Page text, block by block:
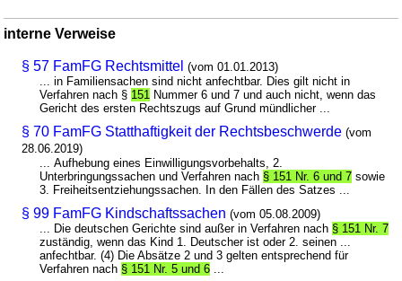
interne Verweise
§ 57 FamFG Rechtsmittel (vom 01.01.2013)
... in Familiensachen sind nicht anfechtbar. Dies gilt nicht in
Verfahren nach § 151 Nummer 6 und 7 und auch nicht, wenn das
Gericht des ersten Rechtszugs auf Grund mündlicher ...
§ 70 FamFG Statthaftigkeit der Rechtsbeschwerde (vom
28.06.2019)
... Aufhebung eines Einwilligungsvorbehalts, 2.
Unterbringungssachen und Verfahren nach § 151 Nr. 6 und 7 sowie
3. Freiheitsentziehungssachen. In den Fällen des Satzes ...
§ 99 FamFG Kindschaftssachen (vom 05.08.2009)
... Die deutschen Gerichte sind außer in Verfahren nach § 151 Nr. 7
zuständig, wenn das Kind 1. Deutscher ist oder 2. seinen ...
anfechtbar. (4) Die Absätze 2 und 3 gelten entsprechend für
Verfahren nach § 151 Nr. 5 und 6